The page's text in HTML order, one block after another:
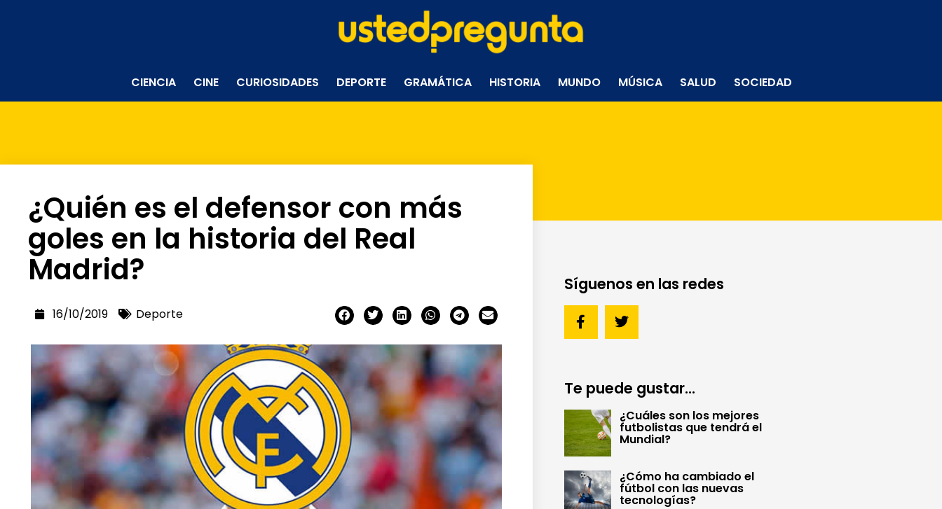
CIENCIA CINE CURIOSIDADES DEPORTE GRAMÁTICA HISTORIA MUNDO MÚSICA SALUD SOCIEDAD
¿Quién es el defensor con más
goles en la historia del Real
Madrid?
16/10/2019 Deporte
Síguenos en las redes
Te puede gustar...
¿Cuáles son los mejores
futbolistas que tendrá el
Mundial?
¿Cómo ha cambiado el
fútbol con las nuevas
tecnologías?